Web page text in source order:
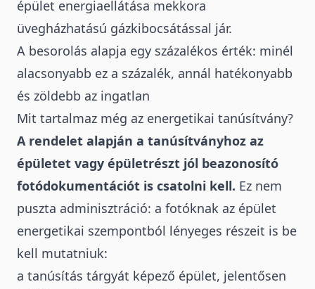
épület energiaellátása mekkora
üvegházhatású gázkibocsátással jár.
A besorolás alapja egy százalékos érték: minél
alacsonyabb ez a százalék, annál hatékonyabb
és zöldebb az ingatlan
Mit tartalmaz még az energetikai tanúsítvány?
A rendelet alapján a tanúsítványhoz az
épületet vagy épületrészt jól beazonosító
fotódokumentációt is csatolni kell. Ez nem
puszta adminisztráció: a fotóknak az épület
energetikai szempontból lényeges részeit is be
kell mutatniuk:
a tanúsítás tárgyát képező épület, jelentősen